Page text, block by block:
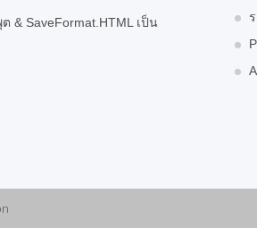
& SaveFormat.HTML เป็น